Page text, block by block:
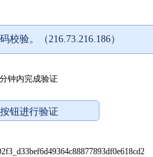
验。（216.73.216.186）
钟内完成验证